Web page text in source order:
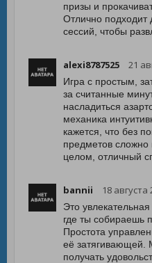
призы и
Отлично подходит
сессий, чтобы
alexi8787525 21
Игра с простым,
за считанные
насладиться
механика
кажется, что без
предметов
целом, отличный
bannii 18 августа
Это
где ты собираешь
Простота
её затягивающей.
получать